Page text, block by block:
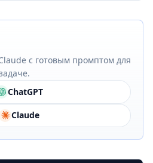
с готовым промптом для
ChatGPT
Claude